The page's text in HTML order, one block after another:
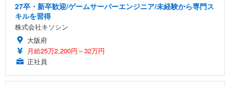
27卒・新卒歓迎/ゲームサーバーエンジニア/未経験から専門ス
キルを習得
株式会社キソシン
大阪府
月給25万2,200円～32万円
正社員